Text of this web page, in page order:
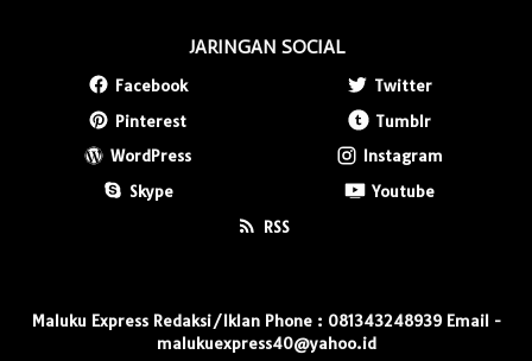
JARINGAN SOCIAL
Facebook
Twitter
Pinterest
Tumblr
WordPress
Instagram
Skype
Youtube
RSS
Maluku Express Redaksi/Iklan Phone : 081343248939 Email -
malukuexpress40@yahoo.id